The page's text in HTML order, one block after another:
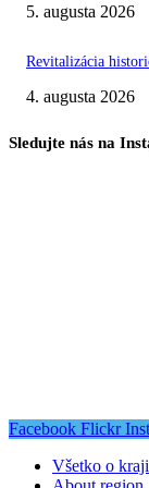
5. augusta 2026
Revitalizácia
4. augusta 2026
Sledujte nás na
Facebook Flickr
Všetko o kraji